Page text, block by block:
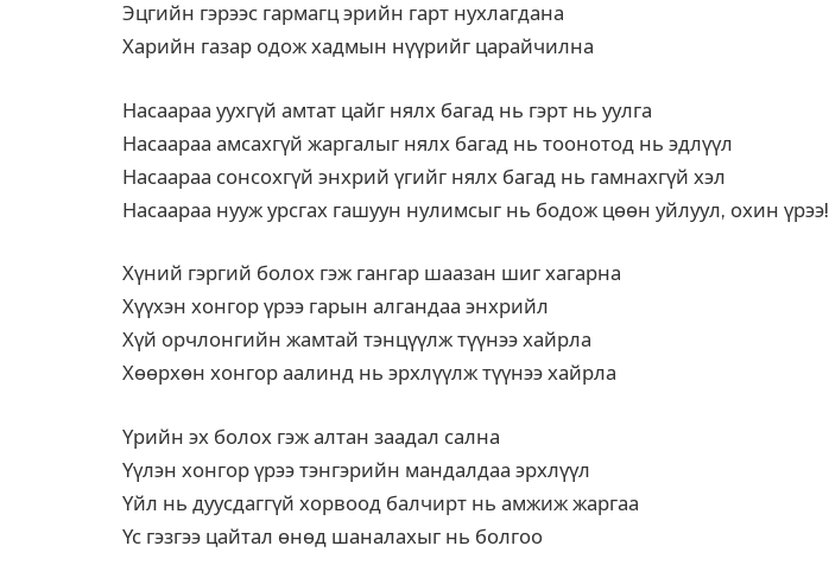
Эцгийн гэрээс гармагц эрийн гарт нухлагдана
Харийн газар одож хадмын нүүрийг царайчилна
Насаараа уухгүй амтат цайг нялх багад нь гэрт нь уулга
Насаараа амсахгүй жаргалыг нялх багад нь тоонотод нь эдлүүл
Насаараа сонсохгүй энхрий үгийг нялх багад нь гамнахгүй хэл
Насаараа нууж урсгах гашуун нулимсыг нь бодож цөөн уйлуул, охин үрээ!
Хүний гэргий болох гэж гангар шаазан шиг хагарна
Хүүхэн хонгор үрээ гарын алгандаа энхрийл
Хүй орчлонгийн жамтай тэнцүүлж түүнээ хайрла
Хөөрхөн хонгор аалинд нь эрхлүүлж түүнээ хайрла
Үрийн эх болох гэж алтан заадал сална
Үүлэн хонгор үрээ тэнгэрийн мандалдаа эрхлүүл
Үйл нь дуусдаггүй хорвоод балчирт нь амжиж жаргаа
Үс гэзгээ цайтал өнөд шаналахыг нь болгоо